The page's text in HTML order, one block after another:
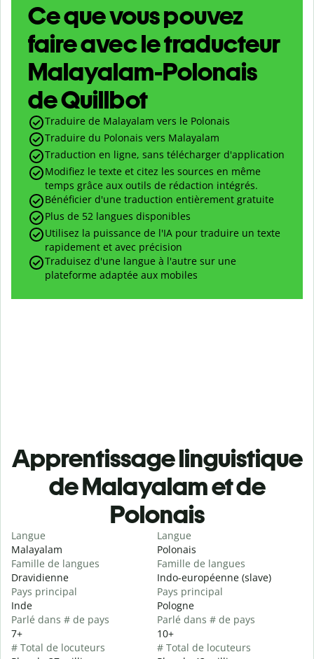
Ce que vous pouvez
faire avec le traducteur
Malayalam-Polonais
de Quillbot
Traduire de Malayalam vers le Polonais
Traduire du Polonais vers Malayalam
Traduction en ligne, sans télécharger d'application
Modifiez le texte et citez les sources en même
temps grâce aux outils de rédaction intégrés.
Bénéficier d'une traduction entièrement gratuite
Plus de 52 langues disponibles
Utilisez la puissance de l'IA pour traduire un texte
rapidement et avec précision
Traduisez d'une langue à l'autre sur une
plateforme adaptée aux mobiles
Apprentissage linguistique
de Malayalam et de
Polonais
Langue
Malayalam
Famille de langues
Dravidienne
Pays principal
Inde
Parlé dans # de pays
7+
# Total de locuteurs
Langue
Polonais
Famille de langues
Indo-européenne (slave)
Pays principal
Pologne
Parlé dans # de pays
10+
# Total de locuteurs